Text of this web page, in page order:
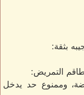
بثقة:
التمريض:
وممنوع حد يدخل